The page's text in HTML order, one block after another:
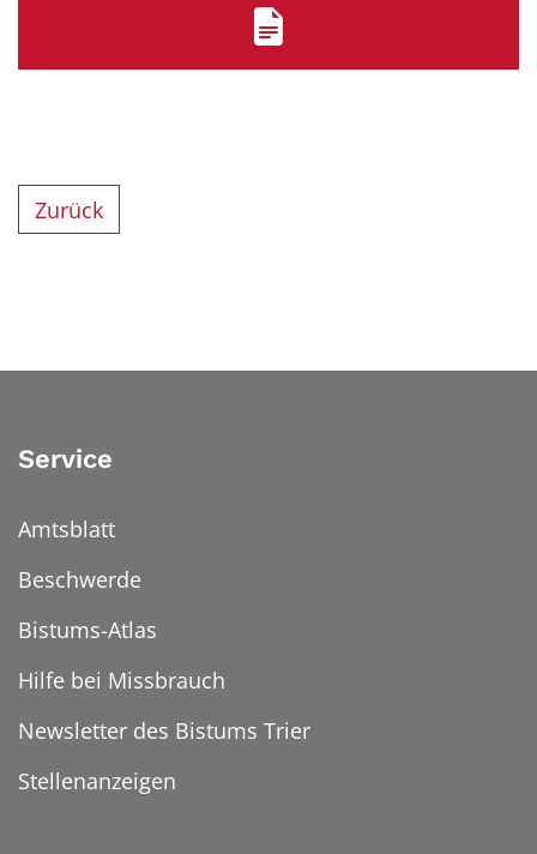
Zurück
Service
Amtsblatt
Beschwerde
Bistums-Atlas
Hilfe bei Missbrauch
Newsletter des Bistums Trier
Stellenanzeigen